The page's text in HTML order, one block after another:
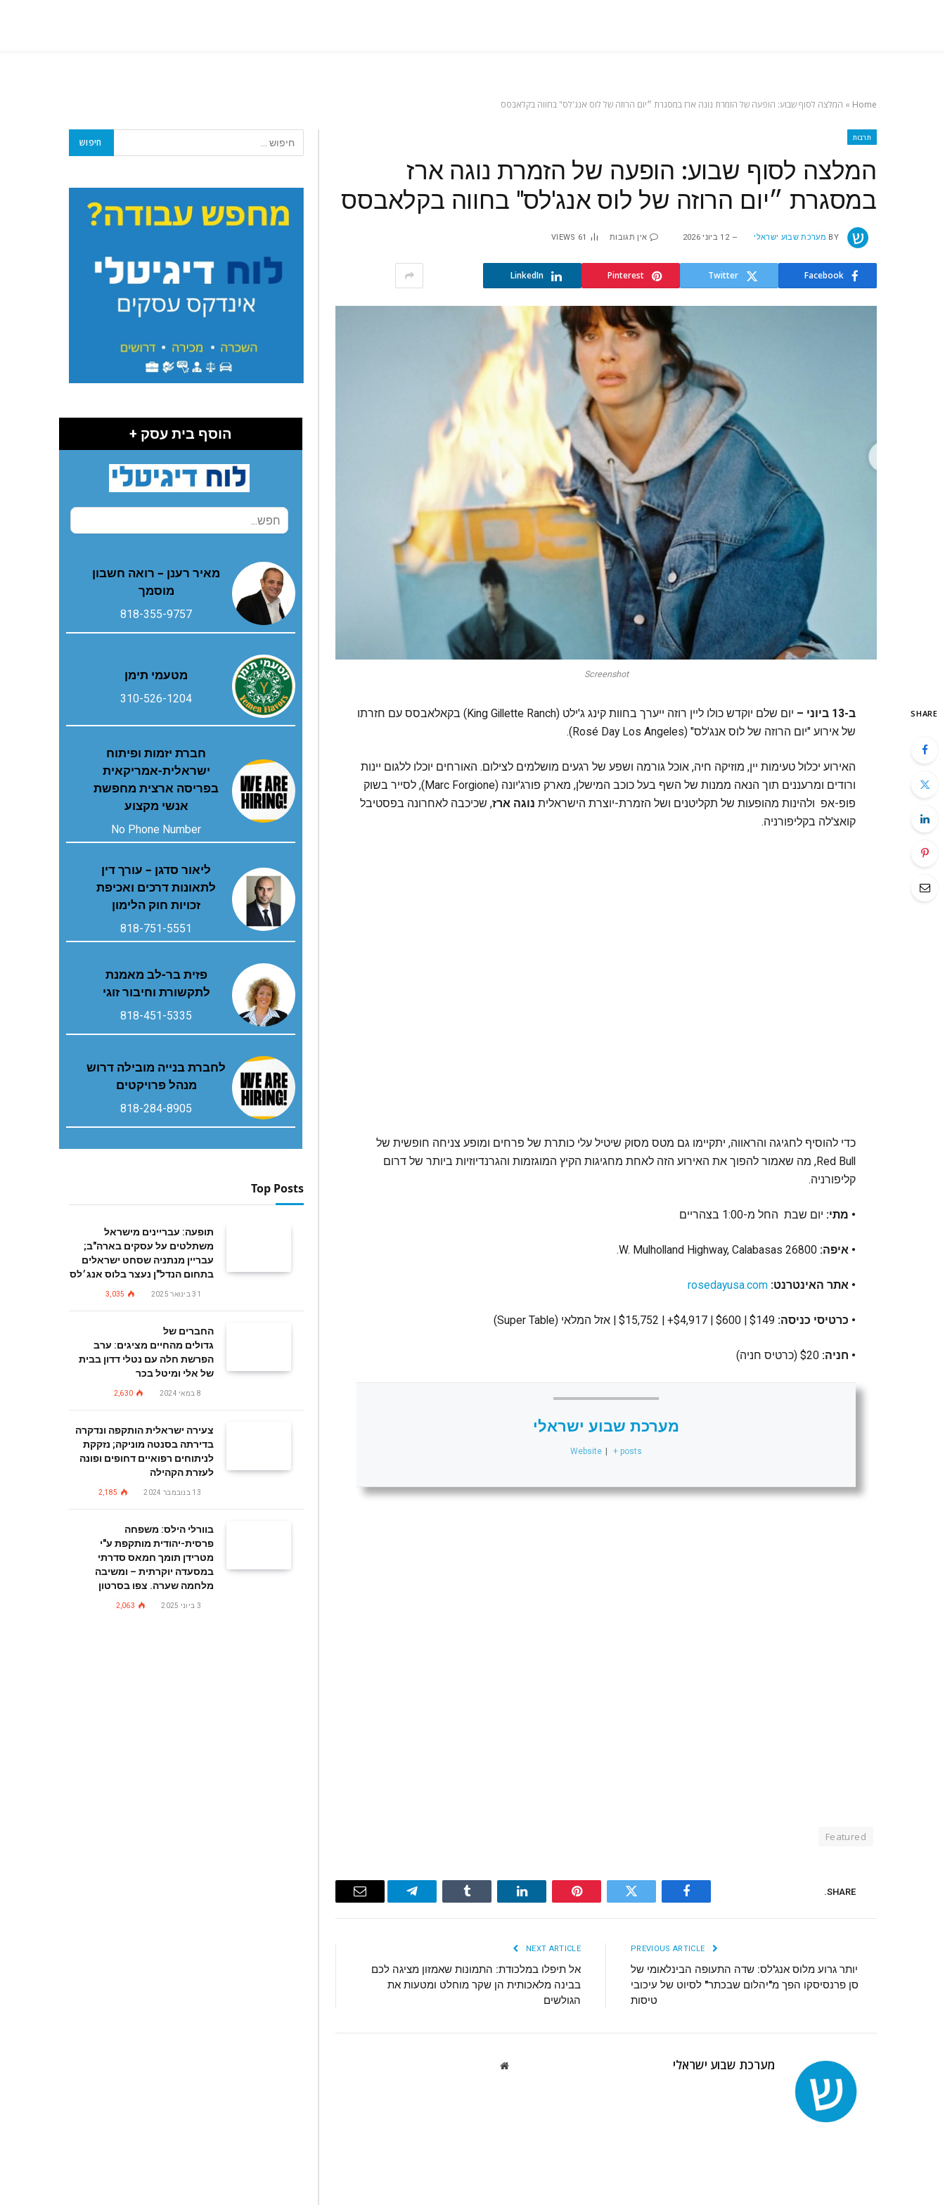
Home
» המלצה לסוף שבוע: הופעה של הזמרת נוגה ארז במסגרת ״יום הרוזה של לוס אנג'לס" בחווה בקלאבסס
תרבות
המלצה לסוף שבוע: הופעה של הזמרת נוגה ארז
במסגרת ״יום הרוזה של לוס אנג'לס" בחווה בקלאבסס
BY מערכת שבוע ישראלי 12 ביוני 2026 אין תגובות 61
VIEWS
Facebook
Twitter
Pinterest
LinkedIn
Screenshot
SHARE ב-13 ביוני –
יום שלם יוקדש כולו ליין רוזה ייערך בחוות קינג ג'ילט (King Gillette Ranch) בקאלאבסס עם חזרתו
של אירוע "יום הרוזה של לוס אנג'לס" (Rosé Day Los Angeles).
האירוע יכלול טעימות יין, מוזיקה חיה, אוכל גורמה ושפע של רגעים מושלמים לצילום. האורחים יוכלו ללגום יינות
ורודים ומרעננים תוך הנאה ממנות של השף בעל כוכב המישלן, מארק פורג'יונה (Marc Forgione), לסייר בשוק
פופ-אפ ולהינות מהופעות של תקליטנים ושל הזמרת-יוצרת הישראלית נוגה ארז, שכיכבה לאחרונה בפסטיבל
קואצ'לה בקליפורניה.
כדי להוסיף לחגיגה והראווה, יתקיימו גם מטס מסוק שיטיל עלי כותרת של פרחים ומופע צניחה חופשית של
Red Bull, מה שאמור להפוך את האירוע הזה לאחת מחגיגות הקיץ המוגזמות והגרנדיוזיות ביותר של דרום
קליפורניה.
• מתי: יום שבת החל מ-1:00 בצהריים
• איפה:26800 W. Mulholland Highway, Calabasas.
• אתר האינטרנט:rosedayusa.com
• כרטיסי כניסה: $149 | $600 | $4,917+ | $15,752 | אזל המלאי (Super Table)
• חניה:$20 (כרטיס חניה)
מערכת שבוע ישראלי
Website | + posts
Featured
SHARE.
Facebook
Twitter
Pinterest
LinkedIn
Tumblr
Telegram
Email
יותר גרוע מלוס אנג'לס: שדה התעופה הבינלאומי של
סן פרנסיסקו הפך מ"יהלום שבכתר" לסיוט של עיכובי
טיסות
NEXT ARTICLE
אל תיפלו במלכודת: התמונות שאמזון מציגה לכם
בבינה מלאכותית הן שקר מוחלט ומטעות את
הגולשים
מערכת שבוע ישראלי Website
הוסף בית עסק +
מאיר רענן – רואה חשבון
מוסמך
818-355-9757
מטעמי תימן
310-526-1204
חברת יזמות ופיתוח
ישראלית-אמריקאית
בפריסה ארצית מחפשת
אנשי מקצוע
No Phone Number
ליאור סדגן – עורך דין
לתאונות דרכים ואכיפת
זכויות חוק הלימון
818-751-5551
פזית בר-לב מאמנת
לתקשורת וחיבור זוגי
818-451-5335
לחברת בנייה מובילה דרוש
מנהל פרויקטים
818-284-8905
Top Posts
תופעה: עבריינים מישראל
משתלטים על עסקים בארה"ב;
עבריין מנתניה שסחט ישראלים
בתחום הנדל"ן נעצר בלוס אנג׳לס
31 בינואר 2025 3,035
החברים של
גדולים מהחיים מציגים: ערב
הפרשת חלה עם נטלי דדון בבית
של אלי ומיטל בכר
8 במאי 2024 2,630
צעירה ישראלית הותקפה ונדקרה
בדירתה בסנטה מוניקה; נזקקת
לניתוחים רפואיים דחופים ופונה
לעזרת הקהילה
13 בנובמבר 2024 2,185
בוורלי הילס: משפחה
פרסית-יהודית מותקפת ע"י
מטרידן תומך חמאס סדרתי
במסעדה יוקרתית – ומשיבה
מלחמה שערה. צפו בסרטון
3 ביוני 2025 2,063